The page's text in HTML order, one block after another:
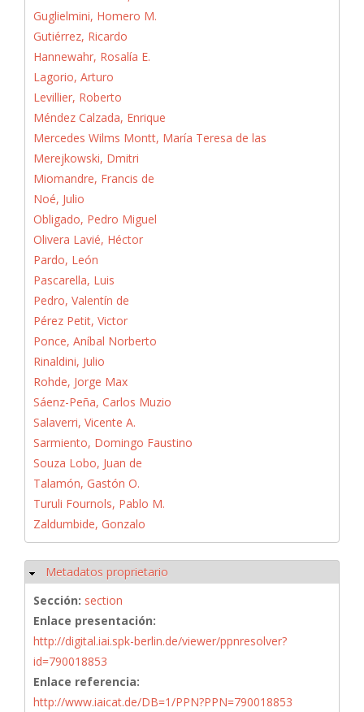
Guglielmini, Homero M.
Gutiérrez, Ricardo
Hannewahr, Rosalía E.
Lagorio, Arturo
Levillier, Roberto
Méndez Calzada, Enrique
Mercedes Wilms Montt, María Teresa de las
Merejkowski, Dmitri
Miomandre, Francis de
Noé, Julio
Obligado, Pedro Miguel
Olivera Lavié, Héctor
Pardo, León
Pascarella, Luis
Pedro, Valentín de
Pérez Petit, Victor
Ponce, Aníbal Norberto
Rinaldini, Julio
Rohde, Jorge Max
Sáenz-Peña, Carlos Muzio
Salaverri, Vicente A.
Sarmiento, Domingo Faustino
Souza Lobo, Juan de
Talamón, Gastón O.
Turuli Fournols, Pablo M.
Zaldumbide, Gonzalo
Ocultar
Metadatos proprietario
Sección: section
Enlace presentación:
http://digital.iai.spk-berlin.de/viewer/ppnresolver?
id=790018853
Enlace referencia:
http://www.iaicat.de/DB=1/PPN?PPN=790018853